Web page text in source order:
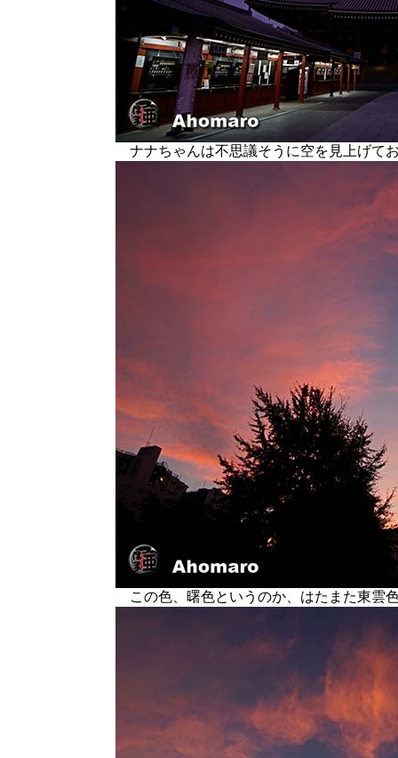
ナナちゃんは不思議そうに空を見上げて
この色、曙色というのか、はたまた東雲